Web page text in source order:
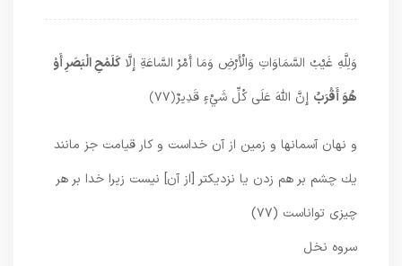
وَلِلَّهِ غَيْبُ السَّمَاوَاتِ وَالْأَرْضِ وَمَا أَمْرُ السَّاعَةِ إِلَّاكَلَمْحِ الْبَصَرِ أَوْ
هُوَ أَقْرَبُ إِنَّ اللَّهَ عَلَى كُلِّ شَيْءٍ قَدِيرٌ﴿۷۷﴾
و نهان آسمانها و زمين از آن خداست و كار قيامت جز مانند
يك چشم بر هم زدن يا نزديكتر [از آن] نيست زيرا خدا بر هر
چيزى تواناست (۷۷)
سروه نخل